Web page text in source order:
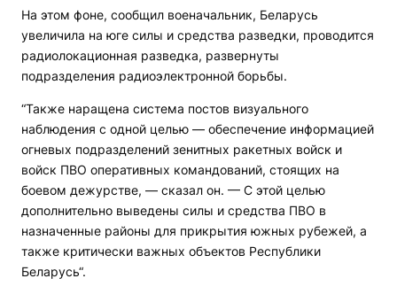
На этом фоне, сообщил военачальник, Беларусь
увеличила на юге силы и средства разведки, проводится
радиолокационная разведка, развернуты
подразделения радиоэлектронной борьбы.
“Также наращена система постов визуального
наблюдения с одной целью — обеспечение информацией
огневых подразделений зенитных ракетных войск и
войск ПВО оперативных командований, стоящих на
боевом дежурстве, — сказал он. — С этой целью
дополнительно выведены силы и средства ПВО в
назначенные районы для прикрытия южных рубежей, а
также критически важных объектов Республики
Беларусь“.